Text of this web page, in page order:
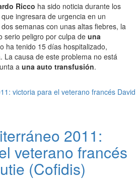
Ricco ha sido noticia durante los
ingresara de urgencia en un
semanas con unas altas fiebres, la
serio peligro por culpa de una
ha tenido 15 días hospitalizado,
La causa de este problema no está
a una auto transfusión.
2011:
veterano francés
(Cofidis)